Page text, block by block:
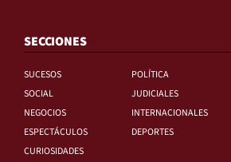
SECCIONES
SUCESOS
POLÍTICA
SOCIAL
JUDICIALES
NEGOCIOS
INTERNACIONALES
ESPECTÁCULOS
DEPORTES
CURIOSIDADES